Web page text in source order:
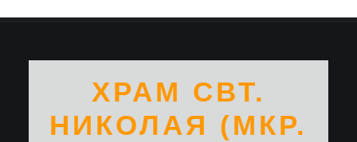
ХРАМ СВТ.
НИКОЛАЯ (МКР.